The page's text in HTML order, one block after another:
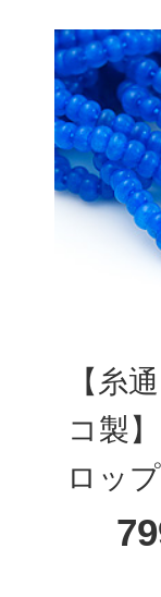
【糸
コ製
ロッ